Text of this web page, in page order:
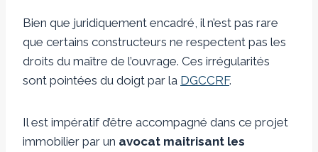
Bien que juridiquement encadré, il n’est pas rare
que certains constructeurs ne respectent pas les
droits du maître de l’ouvrage. Ces irrégularités
sont pointées du doigt par la DGCCRF.
Il est impératif d’être accompagné dans ce projet
immobilier par un avocat maitrisant les